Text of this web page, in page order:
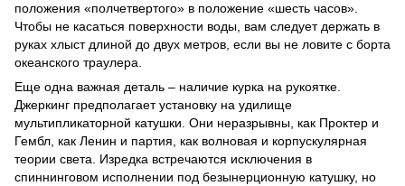
положения «полчетвертого» в положение «шесть часов».
Чтобы не касаться поверхности воды, вам следует держать в
руках хлыст длиной до двух метров, если вы не ловите с борта
океанского траулера.
Еще одна важная деталь – наличие курка на рукоятке.
Джеркинг предполагает установку на удилище
мультипликаторной катушки. Они неразрывны, как Проктер и
Гембл, как Ленин и партия, как волновая и корпускулярная
теории света. Изредка встречаются исключения в
спиннинговом исполнении под безынерционную катушку, но